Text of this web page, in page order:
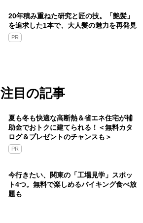
20年積み重ねた研究と匠の技。「艶髪」
を追求した1本で、大人髪の魅力を再発見
PR
注目の記事
夏も冬も快適な高断熱＆省エネ住宅が補
助金でおトクに建てられる！＜無料カタ
ログ＆プレゼントのチャンスも＞
PR
今行きたい、関東の「工場見学」スポッ
ト4つ。無料で楽しめるバイキング食べ放
題も